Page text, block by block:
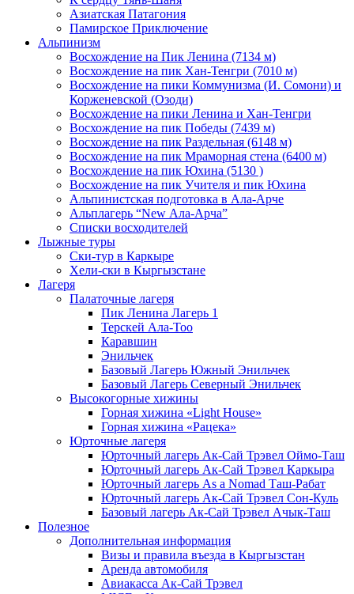
Азиатская Патагония
Памирское Приключение
Альпинизм
Восхождение на Пик Ленина (7134 м)
Восхождение на пик Хан-Тенгри (7010 м)
Восхождение на пики Коммунизма (И. Сомони) и
Корженевской (Озоди)
Восхождение на пики Ленина и Хан-Тенгри
Восхождение на пик Победы (7439 м)
Восхождение на пик Раздельная (6148 м)
Восхождение на пик Мраморная стена (6400 м)
Восхождение на пик Юхина (5130 )
Восхождение на пик Учителя и пик Юхина
Альпинистская подготовка в Ала-Арче
Альплагерь “New Ала-Арча”
Списки восходителей
Лыжные туры
Ски-тур в Каркыре
Хели-ски в Кыргызстане
Лагеря
Палаточные лагеря
Пик Ленина Лагерь 1
Терскей Ала-Тоо
Каравшин
Энильчек
Базовый Лагерь Южный Энильчек
Базовый Лагерь Северный Энильчек
Высокогорные хижины
Горная хижина «Light House»
Горная хижина «Рацека»
Юрточные лагеря
Юрточный лагерь Ак-Сай Трэвел Оймо-Таш
Юрточный лагерь Ак-Сай Трэвел Каркыра
Юрточный лагерь As a Nomad Таш-Рабат
Юрточный лагерь Ак-Сай Трэвел Сон-Куль
Базовый лагерь Ак-Сай Трэвел Ачык-Таш
Полезное
Дополнительная информация
Визы и правила въезда в Кыргызстан
Аренда автомобиля
Авиакасса Ак-Сай Трэвел